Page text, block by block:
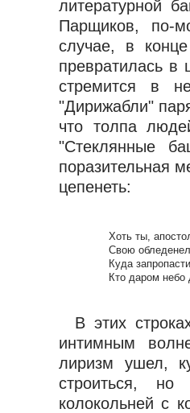
литературной
Парщиков, по-
случае, в
превратилась в
стремится в
"Дирижабли"
что толпа
"Стеклянные
поразительная
цепенеть:
Хоть ты,
Свою
Куда
Кто даром небо
В этих
интимным
лиризм ушел,
строиться,
колокольней с